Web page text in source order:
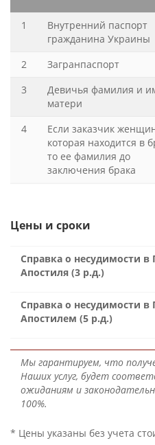
1
Внутренний паспорт
гражданина Украины
2
Загранпаспорт
3
Девичья фамилия и
матери
4
Если заказчик
которая находится в
то ее фамилия до
заключения брака
Цены и сроки
Справка о несудимости
Апостиля (3 р.д.)
Справка о несудимости в
Апостилем (5 р.д.)
Мы гарантируем, что
Наших услуг, будет
ожиданиям и
100%.
* Цены указаны без учета